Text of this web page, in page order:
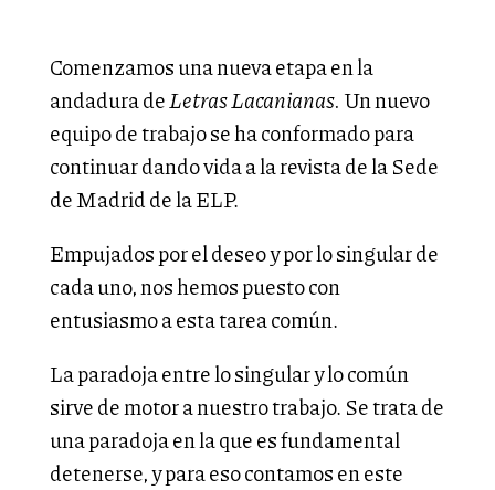
Comenzamos una nueva etapa en la
andadura deLetras Lacanianas.Un nuevo
equipo de trabajo se ha conformado para
continuar dando vida a la revista de la Sede
de Madrid de la ELP.
Empujados por el deseo y por lo singular de
cada uno, nos hemos puesto con
entusiasmo a esta tarea común.
La paradoja entre lo singular y lo común
sirve de motor a nuestro trabajo. Se trata de
una paradoja en la que es fundamental
detenerse, y para eso contamos en este